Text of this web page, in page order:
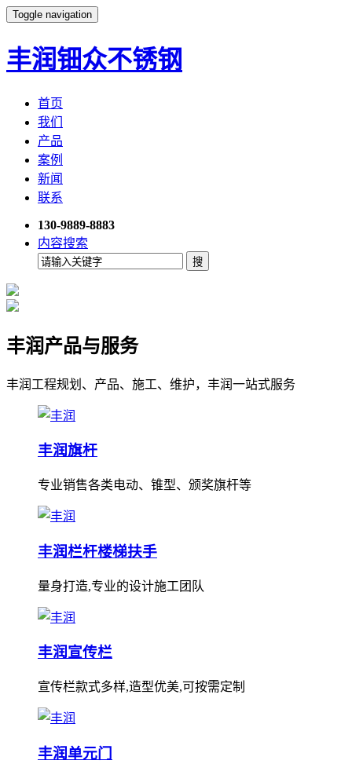
Toggle navigation
丰润钿众不锈钢
首页
我们
产品
案例
新闻
联系
130-9889-8883
内容搜索
丰润产品与服务
丰润工程规划、产品、施工、维护，丰润一站式服务
丰润旗杆
专业销售各类电动、锥型、颁奖旗杆等
丰润栏杆楼梯扶手
量身打造,专业的设计施工团队
丰润宣传栏
宣传栏款式多样,造型优美,可按需定制
丰润单元门